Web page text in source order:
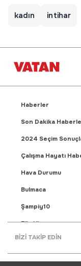
kadın intihar
Haberler
Son Dakika
2024 Seçim
Çalışma Hayatı
Hava Durumu
Bulmaca
Şampiy10
Fikstür
Puan Durumu
BİZİ TAKİP EDİN